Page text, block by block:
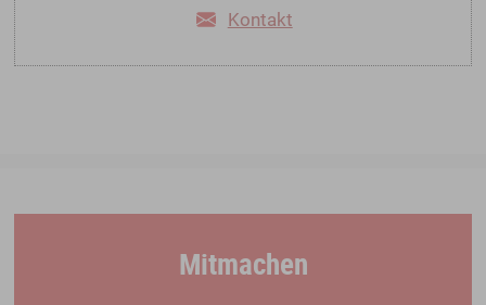
Kontakt
Mitmachen